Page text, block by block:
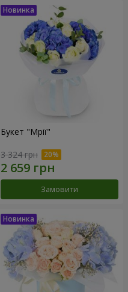
Букет "Мрії"
3 324 грн
Замовити